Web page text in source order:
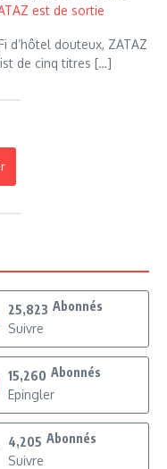
est de sortie
d’hôtel douteux, ZATAZ
de cinq titres […]
25,823 Abonnés
Suivre
15,260 Abonnés
Epingler
4,205 Abonnés
Suivre